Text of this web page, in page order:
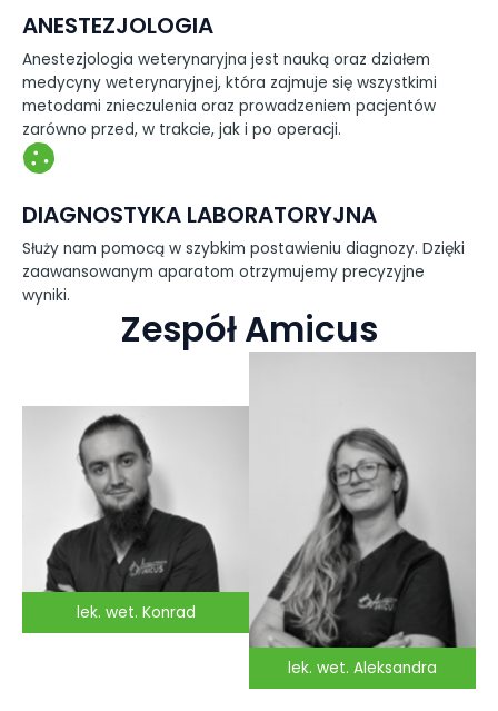
ANESTEZJOLOGIA
Anestezjologia weterynaryjna jest nauką oraz działem
medycyny weterynaryjnej, która zajmuje się wszystkimi
metodami znieczulenia oraz prowadzeniem pacjentów
zarówno przed, w trakcie, jak i po operacji.
DIAGNOSTYKA LABORATORYJNA
Służy nam pomocą w szybkim postawieniu diagnozy. Dzięki
zaawansowanym aparatom otrzymujemy precyzyjne
wyniki.
Zespół Amicus
lek. wet. Konrad
lek. wet. Aleksandra